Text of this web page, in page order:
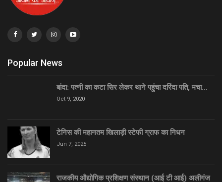
Popular News
बांदा: पत्नी का कटा सिर लेकर थाने पहुंचा दरिंदा पति, मचा…
Oct 9, 2020
टेनिस की महानतम खिलाड़ी स्टेफी ग्राफ का निधन
Jun 7, 2025
राजकीय औद्योगिक प्रशिक्षण संस्थान (आई टी आई) अलीगंज